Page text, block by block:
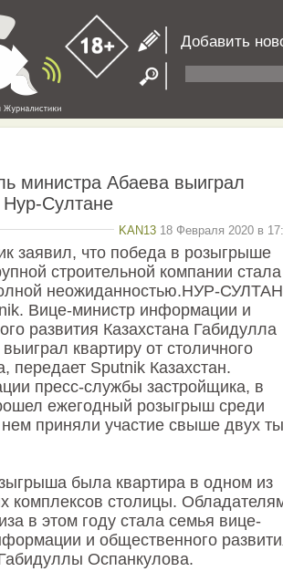
Добавить
министра Абаева выиграл
Нур-Султане
KAN13 18 Февраля 2020 в
заявил, что победа в розыгрыше
строительной компании
неожиданностью.НУР-
Вице-министр информации и
развития Казахстана Габидулла
квартиру от столичного
передает Sputnik Казахстан.
пресс-службы застройщика, в
ежегодный розыгрыш среди
приняли участие свыше двух
была квартира в одном из
комплексов столицы.
в этом году стала семья вице-
и общественного
Оспанкулова.